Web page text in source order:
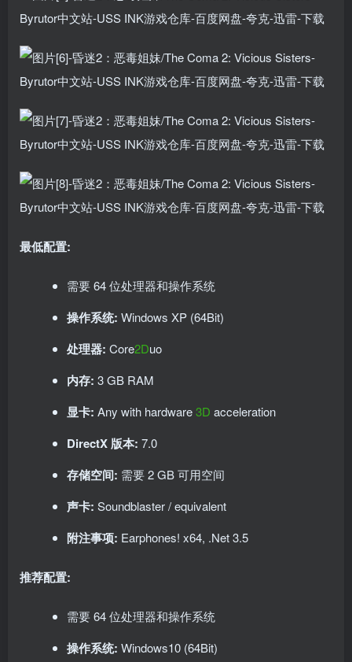
最低配置:
需要 64 位处理器和操作系统
操作系统: Windows XP (64Bit)
处理器: Core2Duo
内存: 3 GB RAM
显卡: Any with hardware3D acceleration
DirectX 版本: 7.0
存储空间: 需要 2 GB 可用空间
声卡: Soundblaster / equivalent
附注事项: Earphones! x64, .Net 3.5
推荐配置:
需要 64 位处理器和操作系统
操作系统: Windows10 (64Bit)